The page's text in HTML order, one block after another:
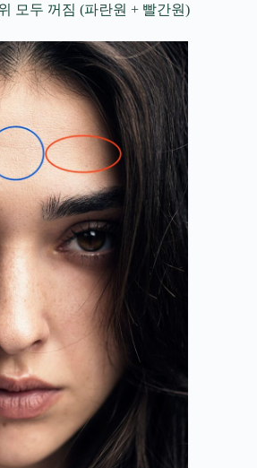
모두 꺼짐 (파란원 + 빨간원)